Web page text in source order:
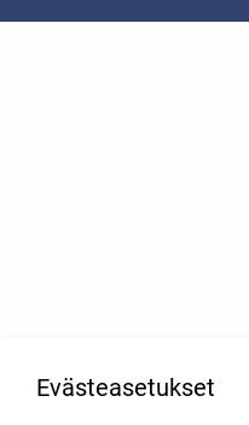
Evästeasetukset